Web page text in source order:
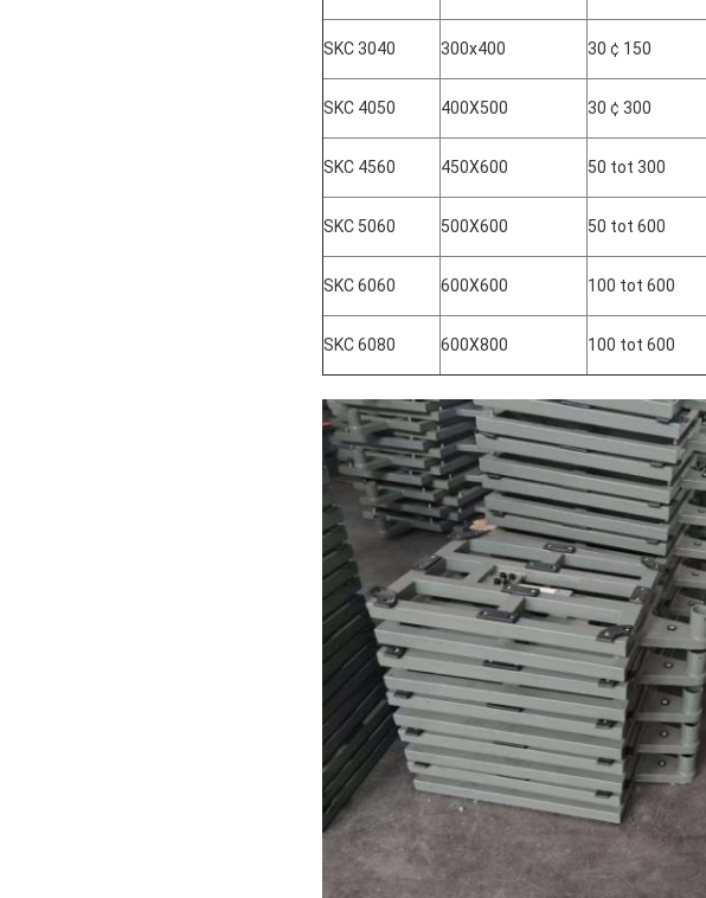
SKC 3040 300x400 30 ¢ 150
SKC 4050 400X500 30 ¢ 300
SKC 4560 450X600 50 tot 300
SKC 5060 500X600 50 tot 600
SKC 6060 600X600 100 tot 600
SKC 6080 600X800 100 tot 600